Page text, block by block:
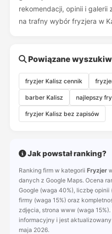
rekomendacji, opinii i
na trafny wybór fryzjera w
Powiązane
fryzjer Kalisz cennik
barber Kalisz najlepszy
fryzjer Kalisz bez zapisów
Jak powstał ranking?
Ranking firm w kategorii Fryzjer
danych z Google Maps. Ocena
Google (waga 40%), liczbę
firmy (waga 15%) oraz
zdjęcia, strona www (waga
informacyjny i jest
maja 2026.